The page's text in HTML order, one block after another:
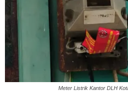
Meter Listrik Kantor DLH